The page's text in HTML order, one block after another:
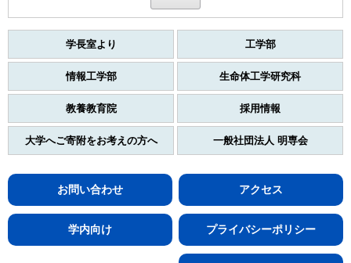
学長室より 工学部
情報工学部 生命体工学研究科
教養教育院 採用情報
大学へご寄附をお考えの方へ 一般社団法人 明専会
アクセス
お問い合わせ
プライバシーポリシー
学内向け